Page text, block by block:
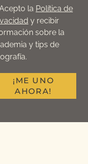
la Política de
y recibir
sobre la
y tips de
¡ME UNO
AHORA!